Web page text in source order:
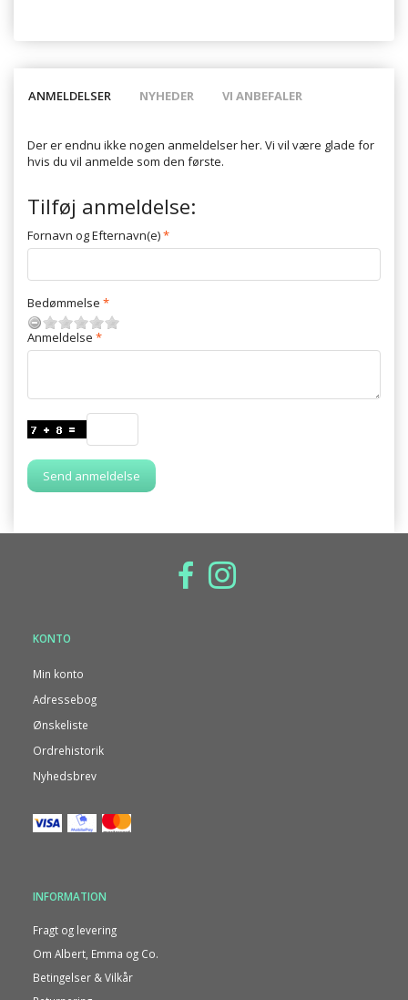
ANMELDELSER NYHEDER VI ANBEFALER
Der er endnu ikke nogen anmeldelser her. Vi vil være glade for
hvis du vil anmelde som den første.
Tilføj anmeldelse:
Fornavn og Efternavn(e)
Bedømmelse
Anmeldelse
Send anmeldelse
KONTO
Min konto
Adressebog
Ønskeliste
Ordrehistorik
Nyhedsbrev
INFORMATION
Fragt og levering
Om Albert, Emma og Co.
Betingelser & Vilkår